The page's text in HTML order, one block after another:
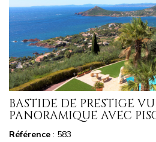
Millésimme
Millésimme
Magasine Vendu
Magasine Vendu St-
BASTIDE DE PRESTIGE
PANORAMIQUE AVEC
Référence : 583